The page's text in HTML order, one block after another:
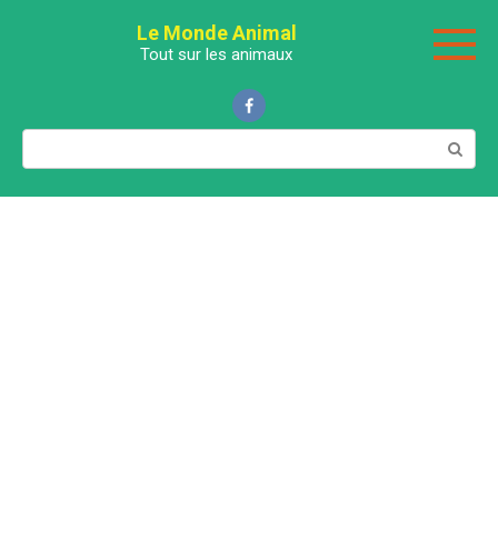
Le Monde Animal
Tout sur les animaux
Поиск: